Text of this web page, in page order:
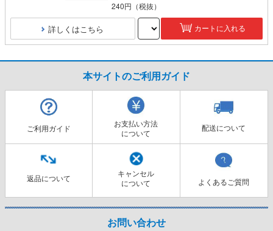
240円 （税抜）
詳しくはこちら カートに入れる
本サイトのご利用ガイド
ご利用ガイド
お支払い方法
について
配送について
返品について
キャンセル
について
よくあるご質問
お問い合わせ